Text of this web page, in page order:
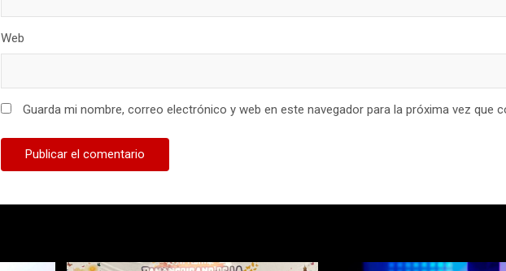
Web
Guarda mi nombre, correo electrónico y web en este navegador para la próxima vez que